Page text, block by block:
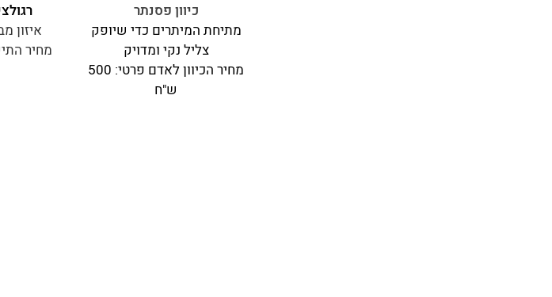
כיוון פסנתר
מתיחת המיתרים כדי שיופק
צליל נקי ומדויק
מחיר הכיוון לאדם פרטי: 500
ש"ח
איזון
מחיר